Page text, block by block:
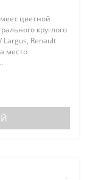
цветной
круглого
Largus, Renault
место